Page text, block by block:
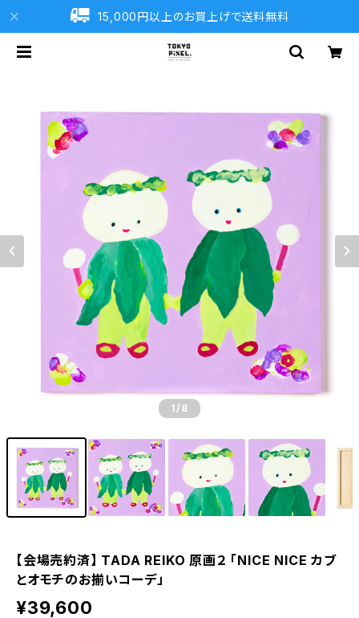
15,000円以上のお買上げで送料無料
1 /8
【会場売約済】 TADA REIKO 原画２ 「NICE NICE カブ
とオモチのお揃いコーデ」
¥39,600